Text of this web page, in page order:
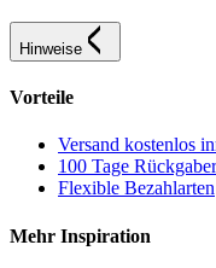
Hinweise
Vorteile
Versand kostenlos
100 Tage
Flexible Bezahlarten
Mehr Inspiration